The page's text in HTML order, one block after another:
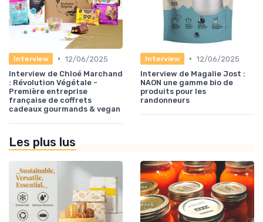
Interview • 12/06/2025
Interview de Chloé Marchand
: Révolution Végétale -
Première entreprise
française de coffrets
cadeaux gourmands & vegan
Interview • 12/06/2025
Interview de Magalie Jost :
NAON une gamme bio de
produits pour les
randonneurs
Les plus lus